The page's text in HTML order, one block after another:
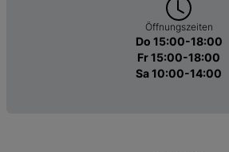
Öffnungszeiten
Do 15:00-18:00
Fr 15:00-18:00
Sa 10:00-14:00